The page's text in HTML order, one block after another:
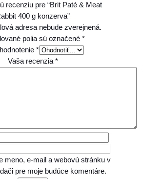
recenziu pre “Brit Paté & Meat
400 g konzerva”
adresa nebude zverejnená.
polia sú označené *
*
Vaša recenzia *
meno, e-mail a webovú stránku v
pre moje budúce komentáre.